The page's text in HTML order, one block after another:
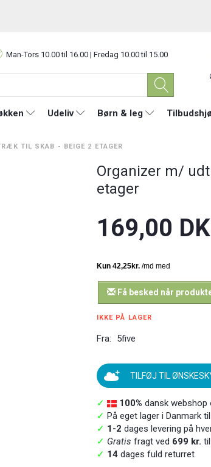
Man-Tors 10.00 til 16.00 | Fredag 10.00 til 15.00
Udeliv Børn & leg
TIL SKAB - BEIGE 2 ETAGER
Organizer m/
etager
169,00
Få besked når
IKKE PÅ LAGER
Fra: 5five
TILFØJ TIL
✓ 100% dansk webshop
✓ På eget lager i Danmark
✓ 1-2 dages levering på
✓ Gratis fragt ved 699 kr.
✓ 14dages fuld returret